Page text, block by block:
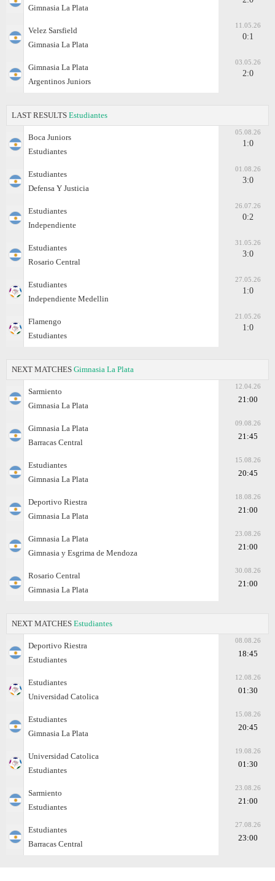
Gimnasia La Plata
Velez Sarsfield
Gimnasia La Plata
11.05.26
0:1
Gimnasia La Plata
Argentinos Juniors
03.05.26
2:0
LAST RESULTS Estudiantes
Boca Juniors
Estudiantes
05.08.26
1:0
Estudiantes
Defensa Y Justicia
01.08.26
3:0
Estudiantes
Independiente
26.07.26
0:2
Estudiantes
Rosario Central
31.05.26
3:0
Estudiantes
Independiente Medellin
27.05.26
1:0
Flamengo
Estudiantes
21.05.26
1:0
NEXT MATCHES Gimnasia La Plata
Sarmiento
Gimnasia La Plata
12.04.26
21:00
Gimnasia La Plata
Barracas Central
09.08.26
21:45
Estudiantes
Gimnasia La Plata
15.08.26
20:45
Deportivo Riestra
Gimnasia La Plata
18.08.26
21:00
Gimnasia La Plata
Gimnasia y Esgrima de Mendoza
23.08.26
21:00
Rosario Central
Gimnasia La Plata
30.08.26
21:00
NEXT MATCHES Estudiantes
Deportivo Riestra
Estudiantes
08.08.26
18:45
Estudiantes
Universidad Catolica
12.08.26
01:30
Estudiantes
Gimnasia La Plata
15.08.26
20:45
Universidad Catolica
Estudiantes
19.08.26
01:30
Sarmiento
Estudiantes
23.08.26
21:00
Estudiantes
Barracas Central
27.08.26
23:00